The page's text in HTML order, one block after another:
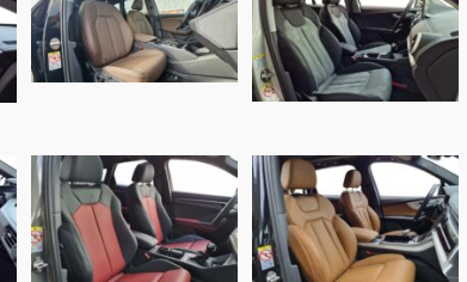
Audi Q6 e-tron,
Alba Buffalino
Leder Chocolade
Audi Q2, Alba
Buffalino Leder
Zwart met
Alcantara®
Audi A3, Alba
Audi Q7, Alba